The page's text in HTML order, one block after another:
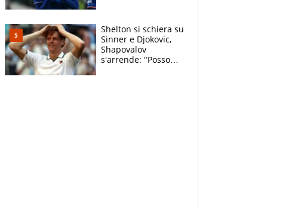
Shelton si schiera su
Sinner e Djokovic,
Shapovalov
s'arrende: "Posso